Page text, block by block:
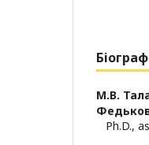
М.В.
Ph.D.,